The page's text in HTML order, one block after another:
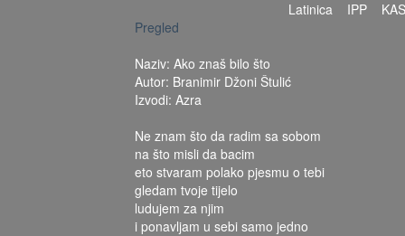
Latinica IPP
Pregled
Naziv: Ako znaš bilo što
Autor: Branimir Džoni Štulić
Izvodi: Azra
Ne znam što da radim sa sobom
na što misli da bacim
eto stvaram polako pjesmu o tebi
gledam tvoje tijelo
ludujem za njim
i ponavljam u sebi samo jedno